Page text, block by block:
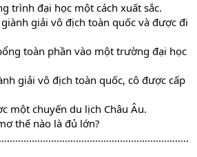
trình đại học một cách xuất sắc.
giải vô địch toàn quốc và được đi
toàn phần vào một trường đại học
giải vô địch toàn quốc, cô được cấp
một chuyến du lịch Châu Âu.
thế nào là đủ lớn?